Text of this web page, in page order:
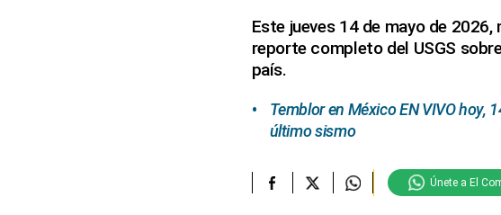
Este jueves 14 de mayo de
reporte completo del USGS
país.
Temblor en México EN VIVO hoy,
último sismo
Únete a El